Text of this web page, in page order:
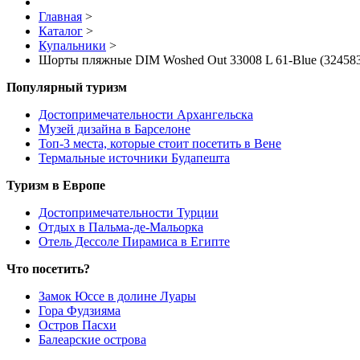
Главная >
Каталог >
Купальники >
Шорты пляжные DIM Woshed Out 33008 L 61-Blue
Популярный туризм
Достопримечательности Архангельска
Музей дизайна в Барселоне
Топ-3 места, которые стоит посетить в Вене
Термальные источники Будапешта
Туризм в Европе
Достопримечательности Турции
Отдых в Пальма-де-Мальорка
Отель Дессоле Пирамиса в Египте
Что посетить?
Замок Юссе в долине Луары
Гора Фудзияма
Остров Пасхи
Балеарские острова